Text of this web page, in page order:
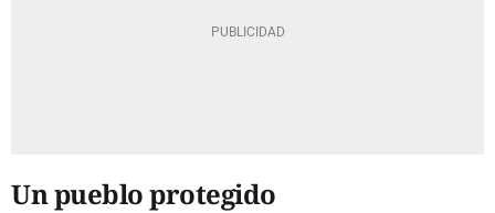
Un pueblo protegido